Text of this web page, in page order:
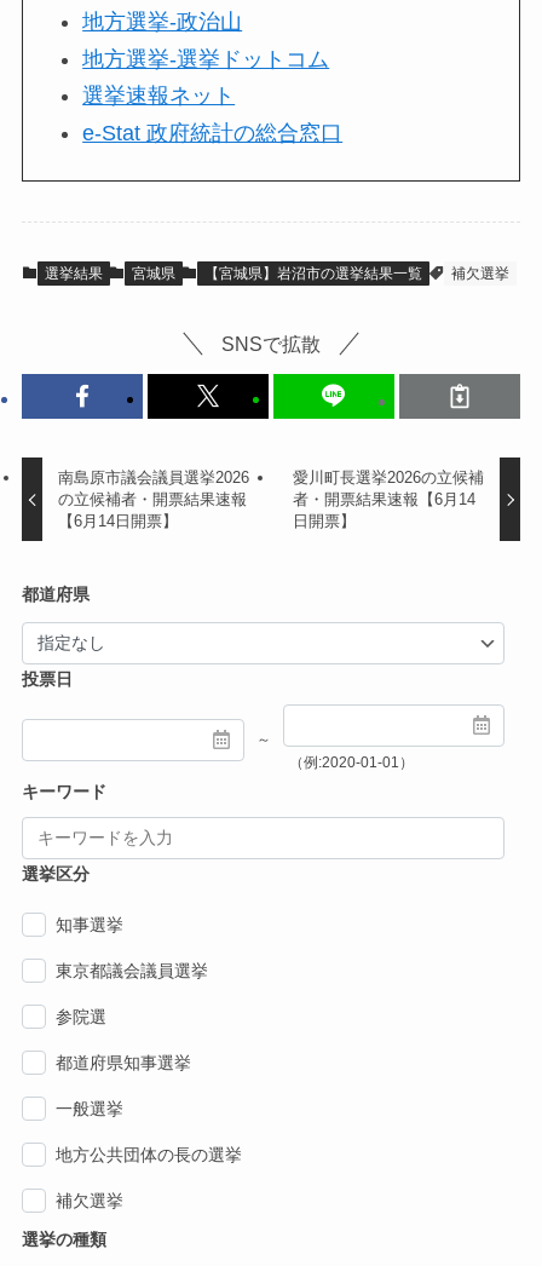
地方選挙-政治山
地方選挙-選挙ドットコム
選挙速報ネット
e-Stat 政府統計の総合窓口
選挙結果 宮城県 【宮城県】岩沼市の選挙結果一覧 補欠選挙
SNSで拡散
南島原市議会議員選挙2026
の立候補者・開票結果速報
【6月14日開票】
愛川町長選挙2026の立候補
者・開票結果速報【6月14
日開票】
都道府県
投票日
～
（例:2020-01-01）
キーワード
選挙区分
知事選挙
東京都議会議員選挙
参院選
都道府県知事選挙
一般選挙
地方公共団体の長の選挙
補欠選挙
選挙の種類